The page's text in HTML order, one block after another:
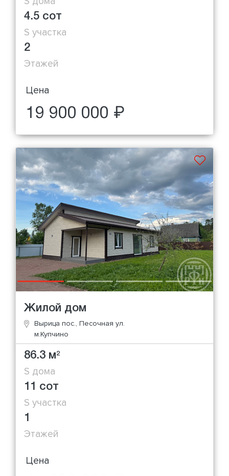
4.5 сот
S участка
2
Этажей
Цена
19 900 000 ₽
Жилой дом
Вырица пос., Песочная ул.
м.Купчино
86.3 м2
S дома
11 сот
S участка
1
Этажей
Цена